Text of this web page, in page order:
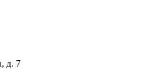
д. 7